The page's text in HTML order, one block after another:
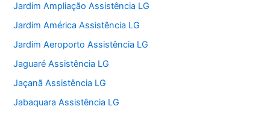
Jardim Ampliação Assistência LG
Jardim América Assistência LG
Jardim Aeroporto Assistência LG
Jaguaré Assistência LG
Jaçanã Assistência LG
Jabaquara Assistência LG